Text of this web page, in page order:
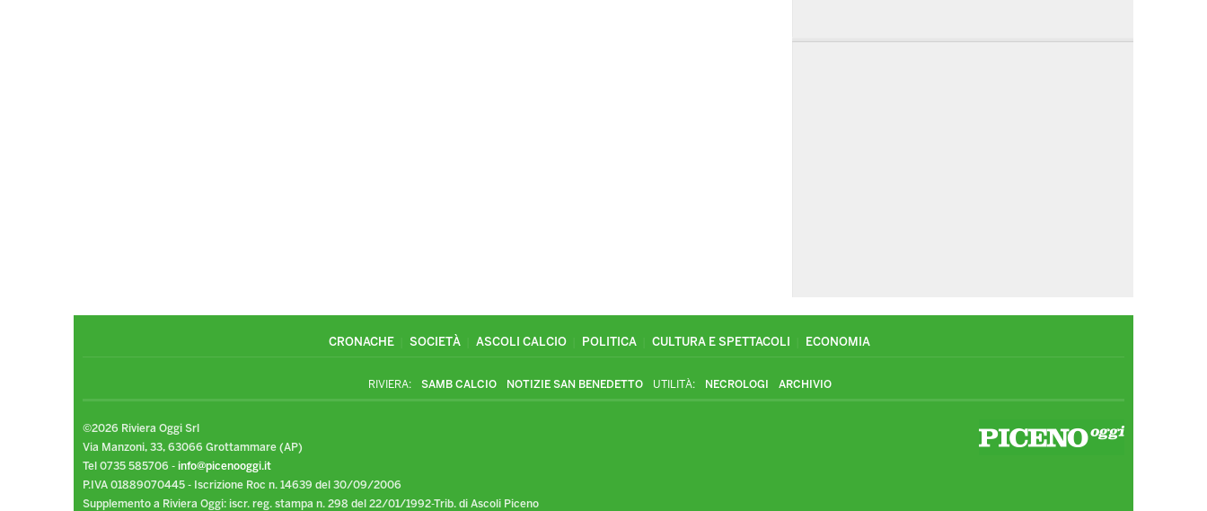
CRONACHE SOCIETÀ ASCOLI CALCIO POLITICA CULTURA E SPETTACOLI ECONOMIA
RIVIERA: SAMB CALCIO NOTIZIE SAN BENEDETTO UTILITÀ: NECROLOGI ARCHIVIO
©2026 Riviera Oggi Srl
Via Manzoni, 33, 63066 Grottammare (AP)
Tel 0735 585706 - info@picenooggi.it
P.IVA 01889070445 - Iscrizione Roc n. 14639 del 30/09/2006
Supplemento a Riviera Oggi: iscr. reg. stampa n. 298 del 22/01/1992-Trib. di Ascoli Piceno